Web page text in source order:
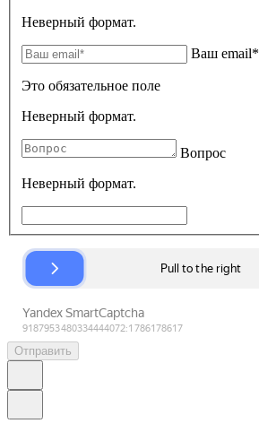
Неверный формат.
Ваш email*
Это обязательное поле
Неверный формат.
Вопрос
Неверный формат.
Отправить